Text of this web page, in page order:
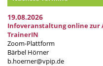
19.08.2026
Infoveranstaltung online zur
TrainerIN
Zoom-Plattform
Bärbel Hörner
b.hoerner@vpip.de